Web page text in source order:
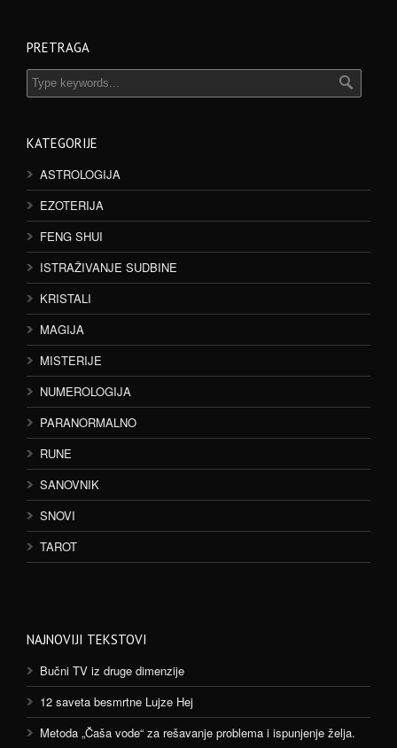
PRETRAGA
KATEGORIJE
ASTROLOGIJA
EZOTERIJA
FENG SHUI
ISTRAŽIVANJE SUDBINE
KRISTALI
MAGIJA
MISTERIJE
NUMEROLOGIJA
PARANORMALNO
RUNE
SANOVNIK
SNOVI
TAROT
NAJNOVIJI TEKSTOVI
Bučni TV iz druge dimenzije
12 saveta besmrtne Lujze Hej
Metoda „Čaša vode“ za rešavanje problema i ispunjenje želja.